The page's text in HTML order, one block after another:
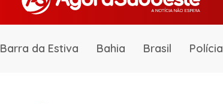
Barra da Estiva Bahia Brasil Polícia